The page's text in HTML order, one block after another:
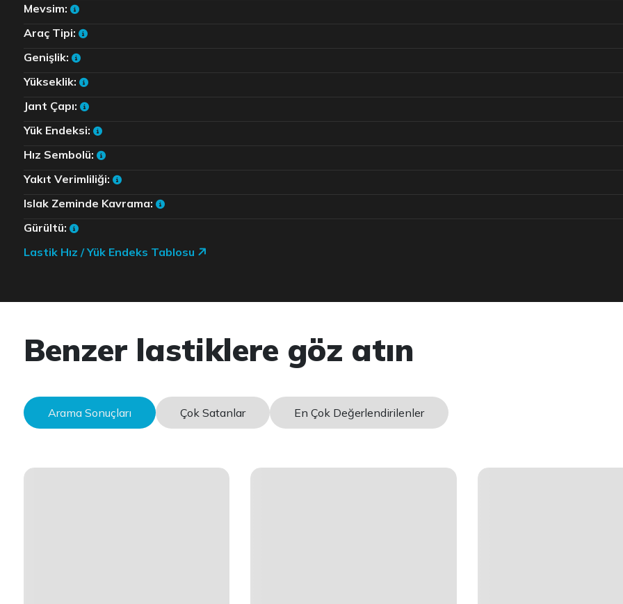
Mevsim:
Araç Tipi:
Genişlik:
Yükseklik:
Jant Çapı:
Yük Endeksi:
Hız Sembolü:
Yakıt Verimliliği:
Islak Zeminde Kavrama:
Gürültü:
Lastik Hız / Yük Endeks Tablosu
Benzer lastiklere göz atın
Arama Sonuçları Çok Satanlar En Çok Değerlendirilenler